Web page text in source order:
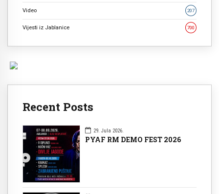
Video 207
Vijesti iz Jablanice 700
Recent Posts
29. Jula 2026.
PYAF RM DEMO FEST 2026